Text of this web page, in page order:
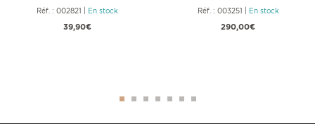
Réf. : 002821 En stock
39,90€
Réf. : 003251 En stock
290,00€